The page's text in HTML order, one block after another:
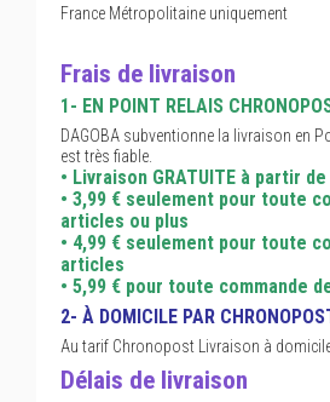
France Métropolitaine uniquement
Frais de livraison
1- EN POINT RELAIS
DAGOBA subventionne la livraison en
est très fiable.
• Livraison GRATUITE à partir
• 3,99 € seulement pour toute
articles ou plus
• 4,99 € seulement pour toute
articles
• 5,99 € pour toute commande
2- À DOMICILE PAR
Au tarif Chronopost Livraison à
Délais de livraison